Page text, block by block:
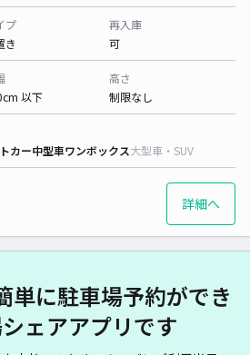
プ
き
再入庫
可
以下
高さ
制限なし
カー中型車ワンボックス大型車・SUV
詳細へ
単に駐車場予約ができ
ェアアプリです